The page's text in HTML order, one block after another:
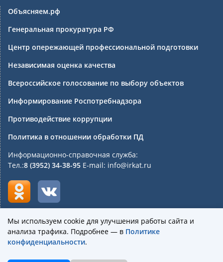
Объясняем.рф
Генеральная прокуратура РФ
Центр опережающей профессиональной подготовки
Независимая оценка качества
Всероссийское голосование по выбору объектов
Информирование Роспотребнадзора
Противодействие коррупции
Политика в отношении обработки ПД
Информационно-справочная служба:
Тел.:8 (3952) 34-38-95 E-mail: info@irkat.ru
Государственное бюджетное профессиональное
Мы используем cookie для улучшения работы сайта и
анализа трафика. Подробнее — в Политике
конфиденциальности.